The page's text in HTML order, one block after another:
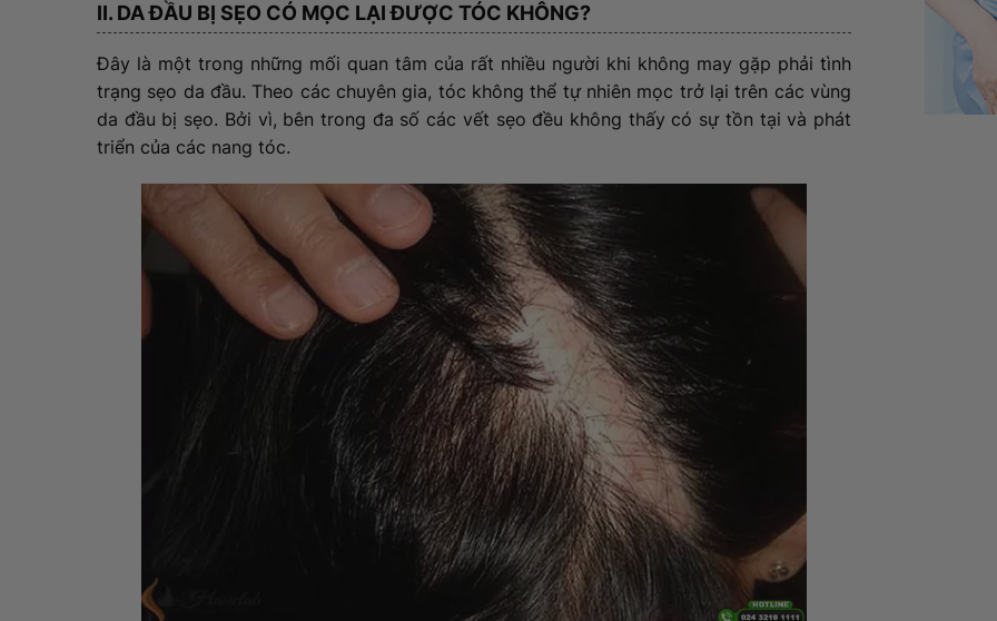
II. DA ĐẦU BỊ SẸO CÓ MỌC LẠI ĐƯỢC TÓC KHÔNG?
Đây là một trong những mối quan tâm của rất nhiều người khi không may gặp phải tình
trạng sẹo da đầu. Theo các chuyên gia, tóc không thể tự nhiên mọc trở lại trên các vùng
da đầu bị sẹo. Bởi vì, bên trong đa số các vết sẹo đều không thấy có sự tồn tại và phát
triển của các nang tóc.